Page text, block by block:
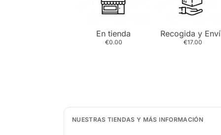
En tienda
€0.00
Recogida y
€17.00
NUESTRAS TIENDAS Y MÁS INFORMACIÓN